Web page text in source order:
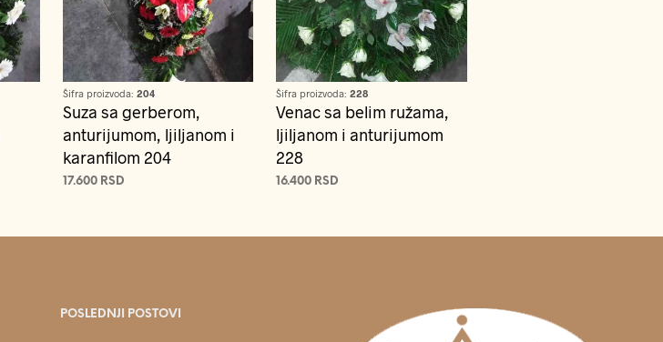
Šifra proizvoda: 204
Suza sa gerberom,
anturijumom, ljiljanom i
karanfilom 204
17.600 RSD
Šifra proizvoda: 228
Venac sa belim ružama,
ljiljanom i anturijumom
228
16.400 RSD
POSLEDNJI POSTOVI